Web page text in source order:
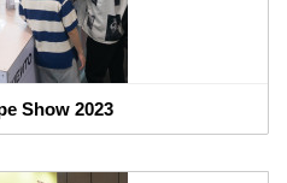
Show 2023